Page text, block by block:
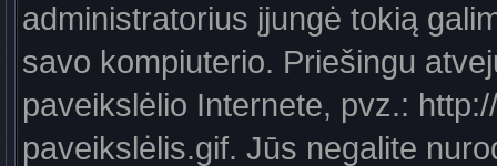
administratorius įjungė tokią
savo kompiuterio. Priešingu
paveikslėlio Internete, pvz.:
paveikslėlis.gif. Jūs negalite